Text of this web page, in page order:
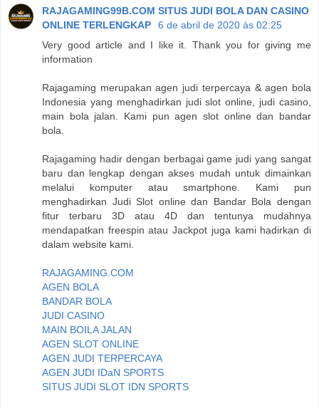
RAJAGAMING99B.COM SITUS JUDI BOLA DAN CASINO
ONLINE TERLENGKAP
6 de abril de 2020 às 02:25
Very good article and I like it. Thank you for giving me
information
Rajagaming merupakan agen judi terpercaya & agen bola
Indonesia yang menghadirkan judi slot online, judi casino,
main bola jalan. Kami pun agen slot online dan bandar
bola.
Rajagaming hadir dengan berbagai game judi yang sangat
baru dan lengkap dengan akses mudah untuk dimainkan
melalui komputer atau smartphone. Kami pun
menghadirkan Judi Slot online dan Bandar Bola dengan
fitur terbaru 3D atau 4D dan tentunya mudahnya
mendapatkan freespin atau Jackpot juga kami hadirkan di
dalam website kami.
RAJAGAMING.COM
AGEN BOLA
BANDAR BOLA
JUDI CASINO
MAIN BOILA JALAN
AGEN SLOT ONLINE
AGEN JUDI TERPERCAYA
AGEN JUDI IDaN SPORTS
SITUS JUDI SLOT IDN SPORTS